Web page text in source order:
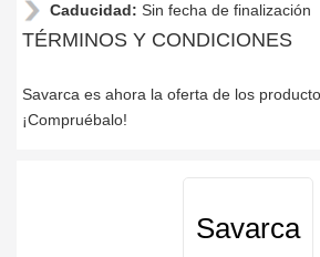
Caducidad: Sin fecha de finalización
TÉRMINOS Y CONDICIONES
Savarca es ahora la oferta de los
¡Compruébalo!
Savarca